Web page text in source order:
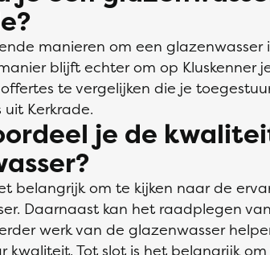
manieren om een glazenwasser
blijft echter om op Kluskenner
te vergelijken die je
Kerkrade.
je de
belangrijk om te kijken naar de
Daarnaast kan het raadplegen
werk van de glazenwasser
kwaliteit. Tot slot is het belangrijk